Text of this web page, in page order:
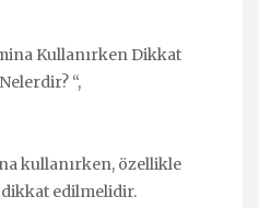
Kullanırken Dikkat
“,
kullanırken, özellikle
edilmelidir.